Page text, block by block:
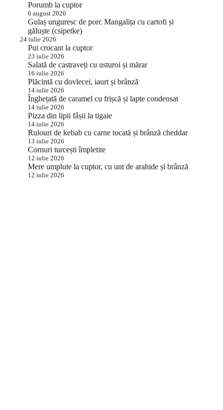
Porumb la cuptor
6 august 2026
Gulaș unguresc de porc Mangalița cu cartofi și
găluște (csipetke)
24 iulie 2026
Pui crocant la cuptor
23 iulie 2026
Salată de castraveți cu usturoi și mărar
16 iulie 2026
Plăcintă cu dovlecei, iaurt și brânză
14 iulie 2026
Înghețată de caramel cu frișcă și lapte condensat
14 iulie 2026
Pizza din lipii fâșii la tigaie
14 iulie 2026
Rulouri de kebab cu carne tocată și brânză cheddar
13 iulie 2026
Cornuri turcești împletite
12 iulie 2026
Mere umplute la cuptor, cu unt de arahide și brânză
12 iulie 2026